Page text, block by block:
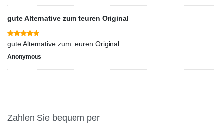
gute Alternative zum teuren Original
gute Alternative zum teuren Original
Anonymous
Zahlen Sie bequem per